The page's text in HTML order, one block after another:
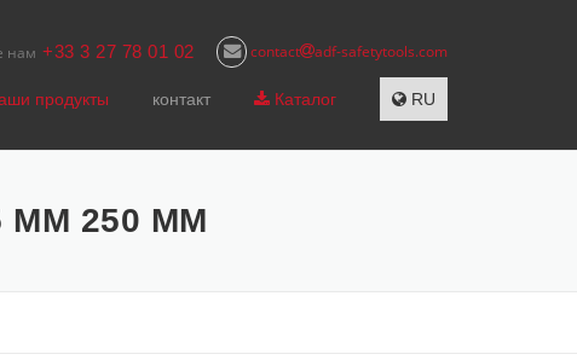
contact adf-safetytools.com
нам +33 3 27 78 01 02
продукты контакт Каталог RU
250 MM